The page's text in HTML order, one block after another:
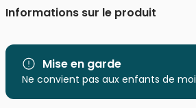
Informations sur le produit
Catégorie
Age
Mise en garde
Ne convient pas aux enfants de